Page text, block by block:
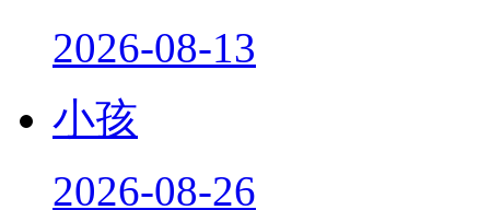
2026-08-13
小孩
2026-08-26